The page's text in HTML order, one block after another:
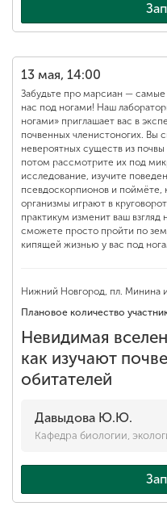
13 мая, 14:00
Забудьте про марсиан —
нас под ногами! Наш
ногами» приглашает вас в
почвенных членистоногих. Вы
невероятных существ из
потом рассмотрите их под
исследование, изучите
псевдоскорпионов и поймёте,
организмы играют в
практикум изменит ваш
сможете просто пройти по
кипящей жизнью у вас под
Нижний Новгород, пл. Минина
Плановое количество
Невидимая
как изучают
обитателей
Давыдова Ю.Ю.
Кафедра биологии,